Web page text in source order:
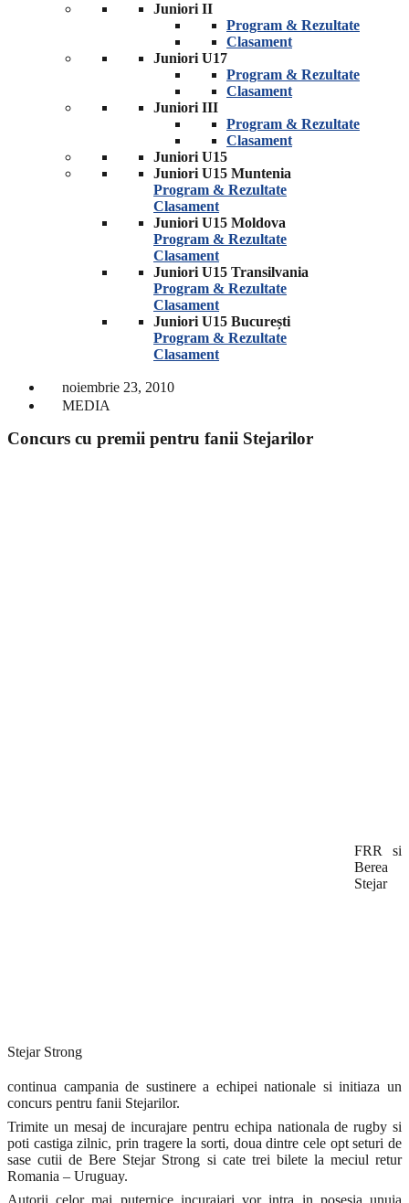
Juniori II
Program & Rezultate
Clasament
Juniori U17
Program & Rezultate
Clasament
Juniori III
Program & Rezultate
Clasament
Juniori U15
Juniori U15 Muntenia
Program & Rezultate
Clasament
Juniori U15 Moldova
Program & Rezultate
Clasament
Juniori U15 Transilvania
Program & Rezultate
Clasament
Juniori U15 București
Program & Rezultate
Clasament
noiembrie 23, 2010
MEDIA
Concurs cu premii pentru fanii Stejarilor
Stejar Strong
FRR si
Berea
Stejar
continua campania de sustinere a echipei nationale si initiaza un
concurs pentru fanii Stejarilor.
Trimite un mesaj de incurajare pentru echipa nationala de rugby si
poti castiga zilnic, prin tragere la sorti, doua dintre cele opt seturi de
sase cutii de Bere Stejar Strong si cate trei bilete la meciul retur
Romania – Uruguay.
Autorii celor mai puternice incurajari vor intra in posesia unuia